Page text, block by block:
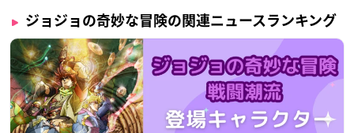
ジョジョの奇妙な冒険の関連ニュースランキング